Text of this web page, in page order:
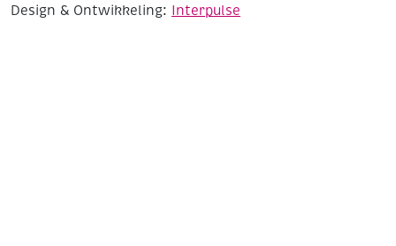
Design & Ontwikkeling: Interpulse